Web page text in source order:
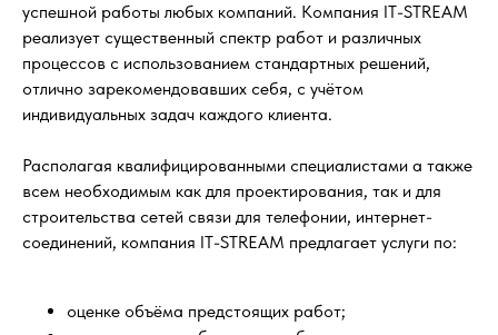
успешной работы любых компаний. Компания IT-STREAM
реализует существенный спектр работ и различных
процессов с использованием стандартных решений,
отлично зарекомендовавших себя, с учётом
индивидуальных задач каждого клиента.
Располагая квалифицированными специалистами а также
всем необходимым как для проектирования, так и для
строительства сетей связи для телефонии, интернет-
соединений, компания IT-STREAM предлагает услуги по:
оценке объёма предстоящих работ;